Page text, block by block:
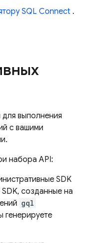
SQL Connect .
для выполнения
с вашими
набора API:
SDK
созданные на
gql
генерируете